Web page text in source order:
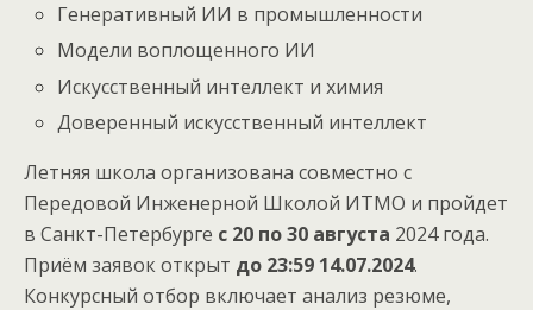
Генеративный ИИ в промышленности
Модели воплощенного ИИ
Искусственный интеллект и химия
Доверенный искусственный интеллект
Летняя школа организована совместно с
Передовой Инженерной Школой ИТМО и пройдет
в Санкт-Петербурге с 20 по 30 августа 2024 года.
Приём заявок открыт до 23:59 14.07.2024.
Конкурсный отбор включает анализ резюме,